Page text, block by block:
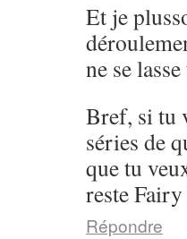
Et je
ne se
Bref, si tu
séries de
que tu
reste
Répondre